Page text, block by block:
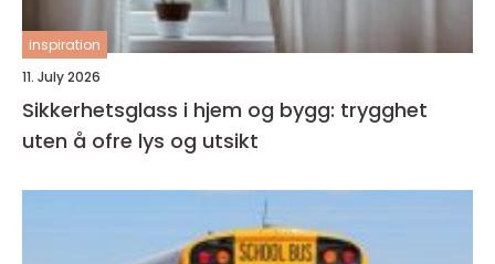
inspiration
11. July 2026
Sikkerhetsglass i hjem og bygg: trygghet
uten å ofre lys og utsikt